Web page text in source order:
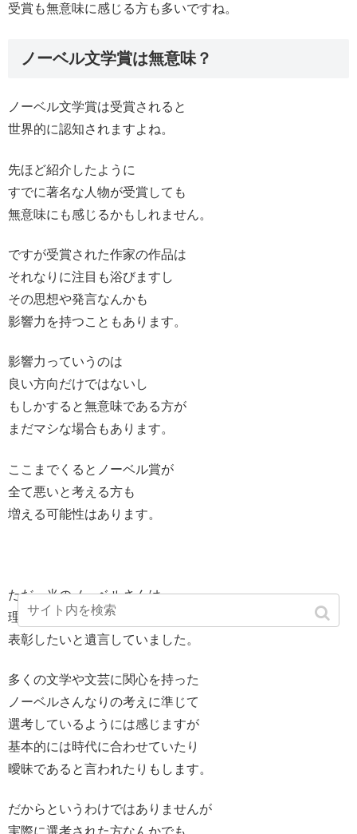
受賞も無意味に感じる方も多いですね。
ノーベル文学賞は無意味？
ノーベル文学賞は受賞されると
世界的に認知されますよね。
先ほど紹介したように
すでに著名な人物が受賞しても
無意味にも感じるかもしれません。
ですが受賞された作家の作品は
それなりに注目も浴びますし
その思想や発言なんかも
影響力を持つこともあります。
影響力っていうのは
良い方向だけではないし
もしかすると無意味である方が
まだマシな場合もあります。
ここまでくるとノーベル賞が
全て悪いと考える方も
増える可能性はあります。
ただ、当のノーベルさんは
理想的な方向性の文学というものを
表彰したいと遺言していました。
多くの文学や文芸に関心を持った
ノーベルさんなりの考えに準じて
選考しているようには感じますが
基本的には時代に合わせていたり
曖昧であると言われたりもします。
だからというわけではありませんが